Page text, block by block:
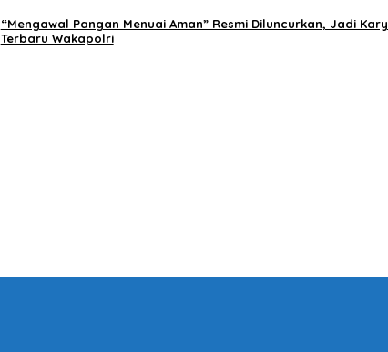
“Mengawal Pangan Menuai Aman” Resmi Diluncurkan, Jadi
Terbaru Wakapolri